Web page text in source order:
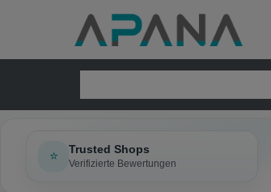
⭐ Trusted Shops
Verifizierte Bewertungen